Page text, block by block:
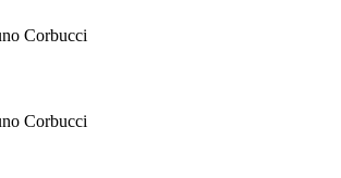
Corbucci
Corbucci